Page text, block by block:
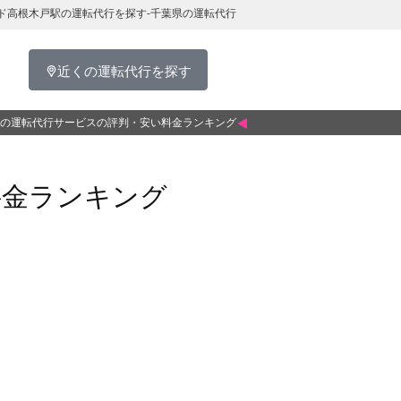
根木戸駅の運転代行を探す-千葉県の運転代行
近くの運転代行を探す
運転代行サービスの評判・安い料金ランキング
ランキング